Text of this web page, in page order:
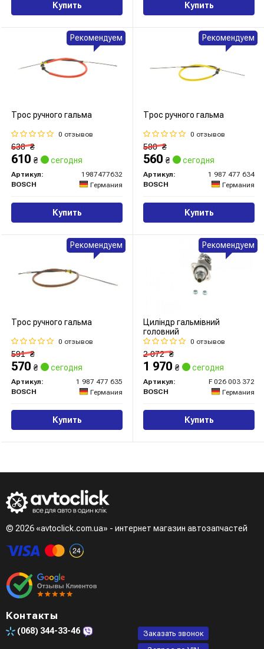
Купить Купить
Трос ручного гальма
0 отзывов
638₴
610 ₴ сегодня
Артикул:
1987477632
BOSCH
Германия
Купить
Рекомендуем
Трос ручного гальма
0 отзывов
580₴
560 ₴ сегодня
Артикул:
1 987 477 634
BOSCH
Германия
Купить
Рекомендуем
Трос ручного гальма
0 отзывов
591₴
570 ₴ сегодня
Артикул:
1 987 477 635
BOSCH
Германия
Купить
Рекомендуем
Циліндр гальмівний
головний
0 отзывов
2 072₴
1 970 ₴ сегодня
Артикул:
F 026 003 372
BOSCH
Германия
Купить
Рекомендуем
© 2026 «avtoclick.com.ua» - интернет магазин автозапчастей
Контакты
(068) 344-33-46
Заказать звонок